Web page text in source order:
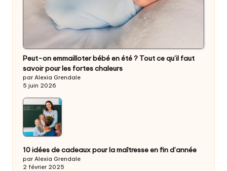
Peut-on emmailloter bébé en été ? Tout ce qu’il faut
savoir pour les fortes chaleurs
par Alexia Grendale
5 juin 2026
10 idées de cadeaux pour la maîtresse en fin d’année
par Alexia Grendale
2 février 2025